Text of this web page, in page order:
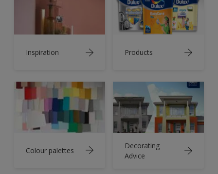
Inspiration Products
Colour palettes
Decorating
Advice